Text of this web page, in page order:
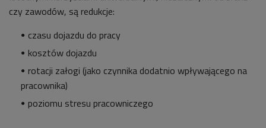
czy zawodów, są redukcje:
czasu dojazdu do pracy
kosztów dojazdu
rotacji załogi (jako czynnika dodatnio wpływającego na
pracownika)
poziomu stresu pracowniczego